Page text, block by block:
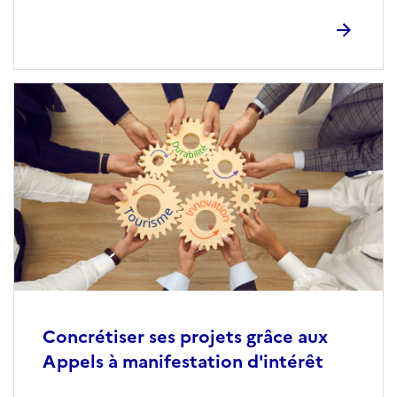
Concrétiser ses projets grâce aux
Appels à manifestation d'intérêt